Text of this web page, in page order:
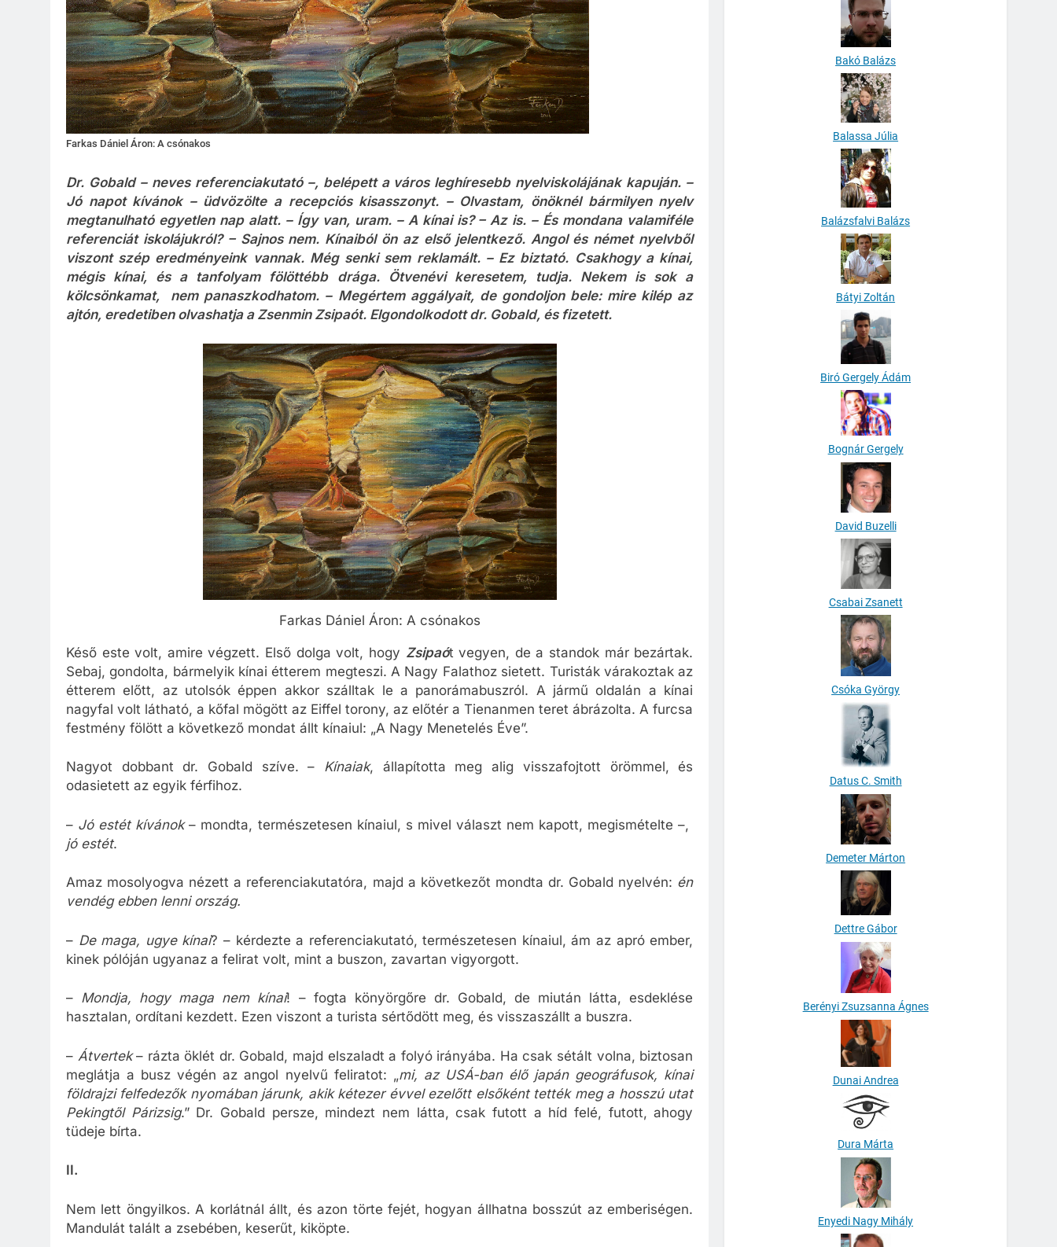
Farkas Dániel Áron: A csónakos
Dr. Gobald – neves referenciakutató –, belépett a város leghíresebb nyelviskolájának kapuján. –
Jó napot kívánok – üdvözölte a recepciós kisasszonyt. – Olvastam, önöknél bármilyen nyelv
megtanulható egyetlen nap alatt. – Így van, uram. – A kínai is? – Az is. – És mondana valamiféle
referenciát iskolájukról? – Sajnos nem. Kínaiból ön az első jelentkező. Angol és német nyelvből
viszont szép eredményeink vannak. Még senki sem reklamált. – Ez biztató. Csakhogy a kínai,
mégis kínai, és a tanfolyam fölöttébb drága. Ötvenévi keresetem, tudja. Nekem is sok a
kölcsönkamat, nem panaszkodhatom. – Megértem aggályait, de gondoljon bele: mire kilép az
ajtón, eredetiben olvashatja a Zsenmin Zsipaót. Elgondolkodott dr. Gobald, és fizetett.
Farkas Dániel Áron: A csónakos
Késő este volt, amire végzett. Első dolga volt, hogy Zsipaót vegyen, de a standok már bezártak.
Sebaj, gondolta, bármelyik kínai étterem megteszi. A Nagy Falathoz sietett. Turisták várakoztak az
étterem előtt, az utolsók éppen akkor szálltak le a panorámabuszról. A jármű oldalán a kínai
nagyfal volt látható, a kőfal mögött az Eiffel torony, az előtér a Tienanmen teret ábrázolta. A furcsa
festmény fölött a következő mondat állt kínaiul: „A Nagy Menetelés Éve”.
Nagyot dobbant dr. Gobald szíve. – Kínaiak, állapította meg alig visszafojtott örömmel, és
odasietett az egyik férfihoz.
– Jó estét kívánok– mondta, természetesen kínaiul, s mivel választ nem kapott, megismételte –,
jó estét.
Amaz mosolyogva nézett a referenciakutatóra, majd a következőt mondta dr. Gobald nyelvén: én
vendég ebben lenni ország.
– De maga, ugye kínai? – kérdezte a referenciakutató, természetesen kínaiul, ám az apró ember,
kinek pólóján ugyanaz a felirat volt, mint a buszon, zavartan vigyorgott.
– Mondja, hogy maga nem kínai! – fogta könyörgőre dr. Gobald, de miután látta, esdeklése
hasztalan, ordítani kezdett. Ezen viszont a turista sértődött meg, és visszaszállt a buszra.
– Átvertek– rázta öklét dr. Gobald, majd elszaladt a folyó irányába. Ha csak sétált volna, biztosan
meglátja a busz végén az angol nyelvű feliratot: „mi, az USÁ-ban élő japán geográfusok, kínai
földrajzi felfedezők nyomában járunk, akik kétezer évvel ezelőtt elsőként tették meg a hosszú utat
Pekingtől Párizsig.” Dr. Gobald persze, mindezt nem látta, csak futott a híd felé, futott, ahogy
tüdeje bírta.
II.
Nem lett öngyilkos. A korlátnál állt, és azon törte fejét, hogyan állhatna bosszút az emberiségen.
Mandulát talált a zsebében, keserűt, kiköpte.
Bakó Balázs
Balassa Júlia
Balázsfalvi Balázs
Bátyi Zoltán
Biró Gergely Ádám
Bognár Gergely
David Buzelli
Csabai Zsanett
Csóka György
Datus C. Smith
Demeter Márton
Dettre Gábor
Berényi Zsuzsanna Ágnes
Dunai Andrea
Dura Márta
Enyedi Nagy Mihály